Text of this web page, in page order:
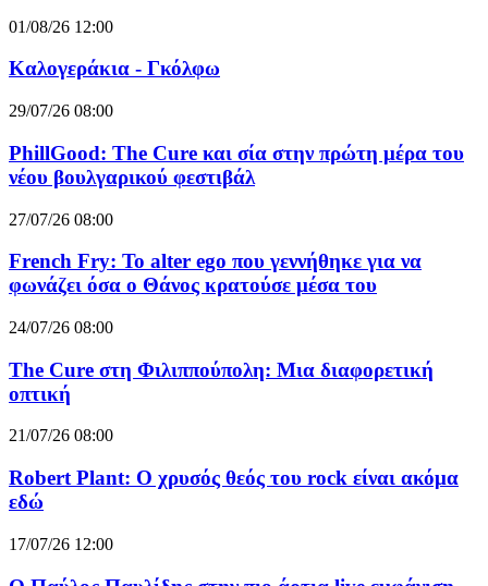
01/08/26 12:00
Καλογεράκια - Γκόλφω
29/07/26 08:00
PhillGood: The Cure και σία στην πρώτη μέρα του
νέου βουλγαρικού φεστιβάλ
27/07/26 08:00
French Fry: Το alter ego που γεννήθηκε για να
φωνάζει όσα ο Θάνος κρατούσε μέσα του
24/07/26 08:00
The Cure στη Φιλιππούπολη: Μια διαφορετική
οπτική
21/07/26 08:00
Robert Plant: Ο χρυσός θεός του rock είναι ακόμα
εδώ
17/07/26 12:00